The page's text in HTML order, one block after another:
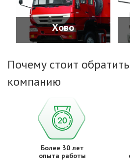
Хово
Почему стоит
компанию
Более 30 лет
опыта работы